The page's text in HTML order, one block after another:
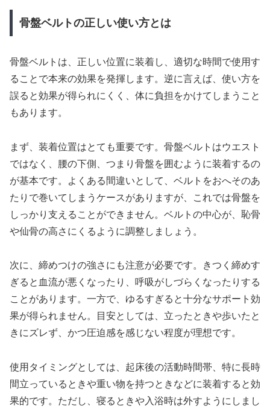
骨盤ベルトの正しい使い方とは
骨盤ベルトは、正しい位置に装着し、適切な時間で使用す
ることで本来の効果を発揮します。逆に言えば、使い方を
誤ると効果が得られにくく、体に負担をかけてしまうこと
もあります。
まず、装着位置はとても重要です。骨盤ベルトはウエスト
ではなく、腰の下側、つまり骨盤を囲むように装着するの
が基本です。よくある間違いとして、ベルトをおへそのあ
たりで巻いてしまうケースがありますが、これでは骨盤を
しっかり支えることができません。ベルトの中心が、恥骨
や仙骨の高さにくるように調整しましょう。
次に、締めつけの強さにも注意が必要です。きつく締めす
ぎると血流が悪くなったり、呼吸がしづらくなったりする
ことがあります。一方で、ゆるすぎると十分なサポート効
果が得られません。目安としては、立ったときや歩いたと
きにズレず、かつ圧迫感を感じない程度が理想です。
使用タイミングとしては、起床後の活動時間帯、特に長時
間立っているときや重い物を持つときなどに装着すると効
果的です。ただし、寝るときや入浴時は外すようにしまし